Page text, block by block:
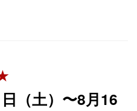
（土）〜8月16